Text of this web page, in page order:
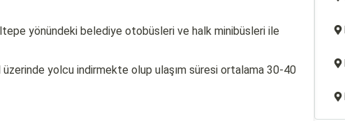
yönündeki belediye otobüsleri ve halk minibüsleri ile
üzerinde yolcu indirmekte olup ulaşım süresi ortalama 30-40